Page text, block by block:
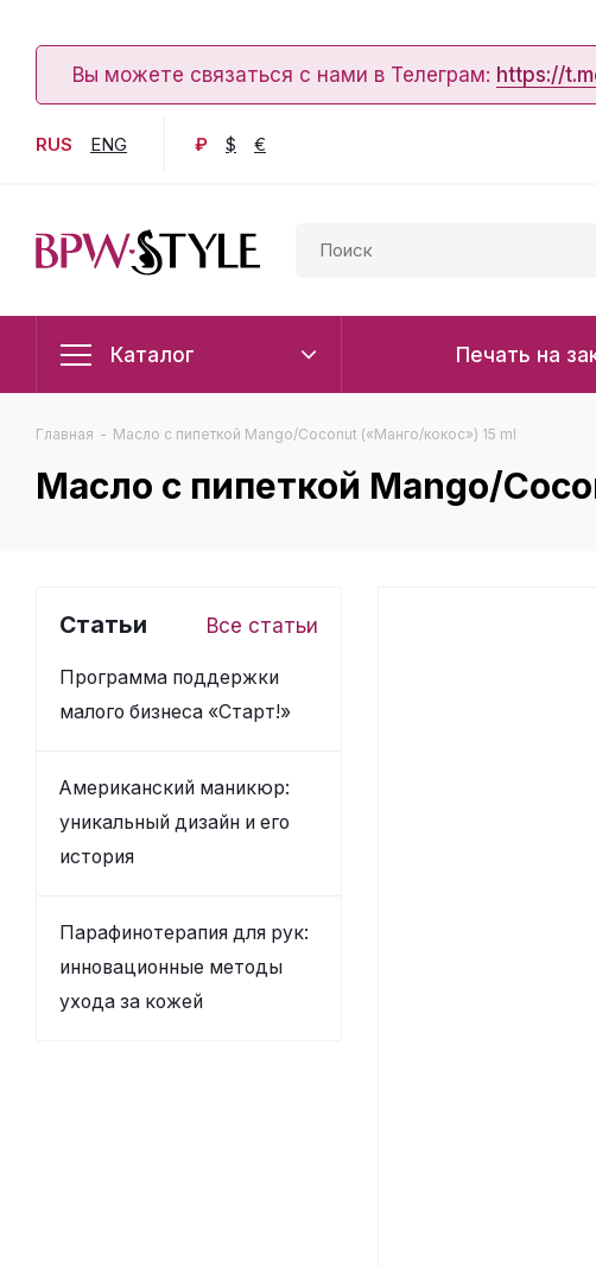
Вы можете связаться с нами в Телеграм: https://
RUS ENG ₽ $ €
Каталог Печать на
Главная - Масло с пипеткой Mango/Coconut («Манго/кокос») 15 ml
Масло с пипеткой Mango/
Статьи Все статьи
Программа поддержки
малого бизнеса «Старт!»
Американский маникюр:
уникальный дизайн и его
история
Парафинотерапия для рук:
инновационные методы
ухода за кожей